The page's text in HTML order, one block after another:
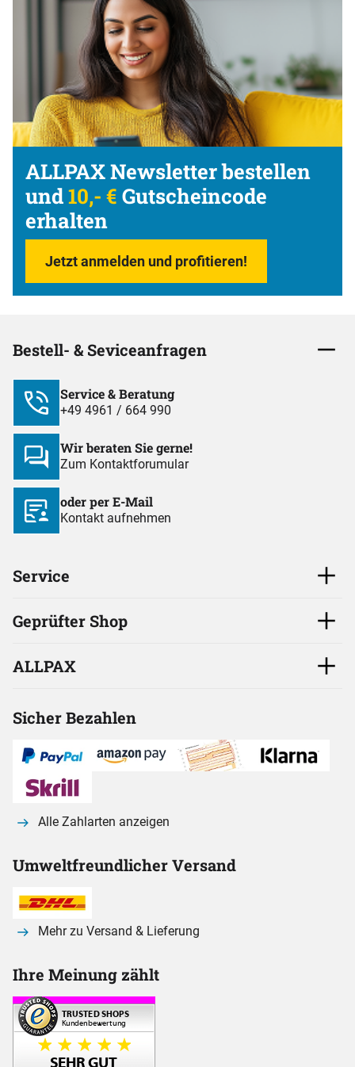
ALLPAX Newsletter bestellen
und10,- € Gutscheincode
erhalten
Jetzt anmelden und profitieren!
Bestell- & Seviceanfragen
Service & Beratung
+49 4961 / 664 990
Wir beraten Sie gerne!
Zum Kontaktforumular
oder per E-Mail
Kontakt aufnehmen
Service
Geprüfter Shop
ALLPAX
Sicher Bezahlen
Alle Zahlarten anzeigen
Umweltfreundlicher Versand
Mehr zu Versand & Lieferung
Ihre Meinung zählt